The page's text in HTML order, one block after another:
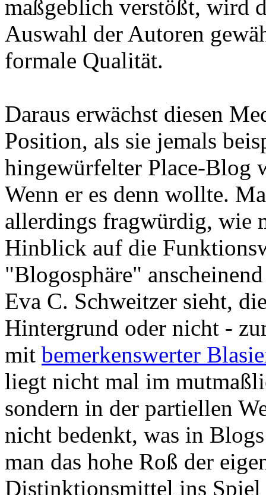
maßgeblich verstößt, wird
Auswahl der Autoren
formale Qualität.
Daraus erwächst diesen
Position, als sie jemals
hingewürfelter Place-Blog
Wenn er es denn wollte.
allerdings fragwürdig, wie
Hinblick auf die
"Blogosphäre"
Eva C. Schweitzer sieht,
Hintergrund oder nicht -
mit bemerkenswerter
liegt nicht mal im
sondern in der partiellen
nicht bedenkt, was in
man das hohe Roß der
Distinktionsmittel ins